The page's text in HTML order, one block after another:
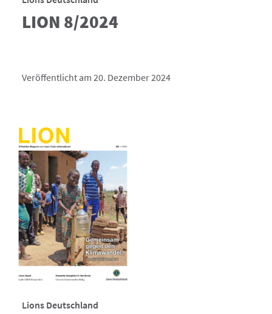
LION 8/2024
Veröffentlicht am 20. Dezember 2024
Lions Deutschland